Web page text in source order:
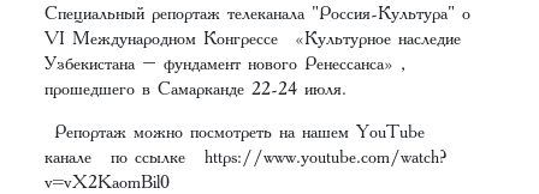
Специальный репортаж телеканала "Россия-Культура" о
VI Международном Конгрессе «Культурное наследие
Узбекистана – фундамент нового Ренессанса» ,
прошедшего в Самарканде 22-24 июля.
Репортаж можно посмотреть на нашем YouTube
канале
по ссылкеhttps://www.youtube.com/watch?
v=vX2KaomBil0